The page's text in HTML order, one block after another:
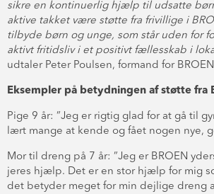
sikre en kontinuerlig hjælp til udsatte
aktive takket være støtte fra frivillige i
tilbyde børn og unge, som står uden for
aktivt fritidsliv i et positivt fællesskab i
udtaler Peter Poulsen, formand for
Eksempler på betydningen af støtte fra
Pige 9 år: ”Jeg er rigtig glad for at gå til
lært mange at kende og fået nogen nye,
Mor til dreng på 7 år: ”Jeg er BROEN
jeres hjælp. Det er en stor hjælp for mig
det betyder meget for min dejlige dreng